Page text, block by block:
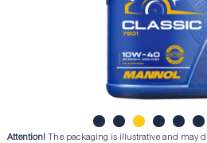
1 3 4 6
Attention! The packaging is illustrative and may